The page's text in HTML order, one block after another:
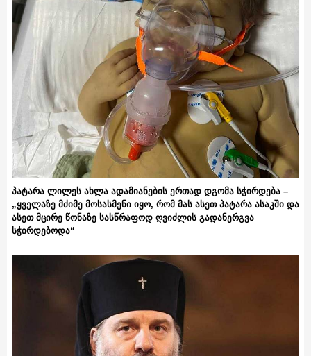
პატარა ლილეს ახლა ადამიანების ერთად დგომა სჭირდება –
„ყველაზე მძიმე მოსასმენი იყო, რომ მას ასეთ პატარა ასაკში და
ასეთ მცირე წონაზე სასწრაფოდ ღვიძლის გადანერგვა
სჭირდებოდა“